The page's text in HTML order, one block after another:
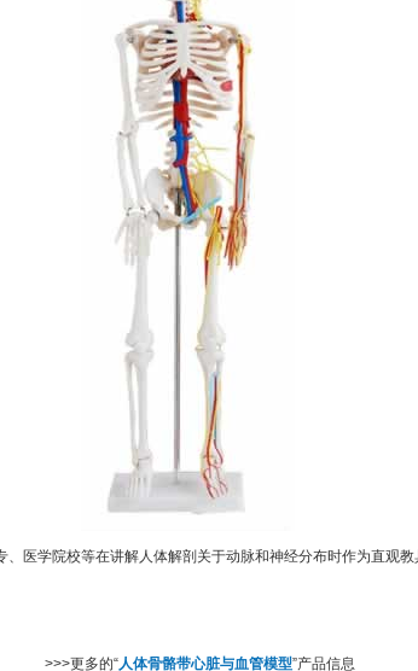
、医学院校等在讲解人体解剖关于动脉和神经分布时作为直观
>>>更多的“人体骨骼带心脏与血管模型”产品信息